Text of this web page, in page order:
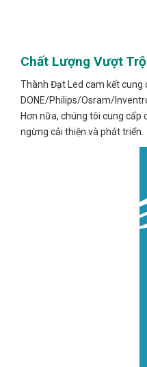
Chất Lượng Vượt
Thành Đạt Led cam kết cung
DONE/Philips/Osram/
Hơn nữa, chúng tôi cung cấp
ngừng cải thiện và phát triển.